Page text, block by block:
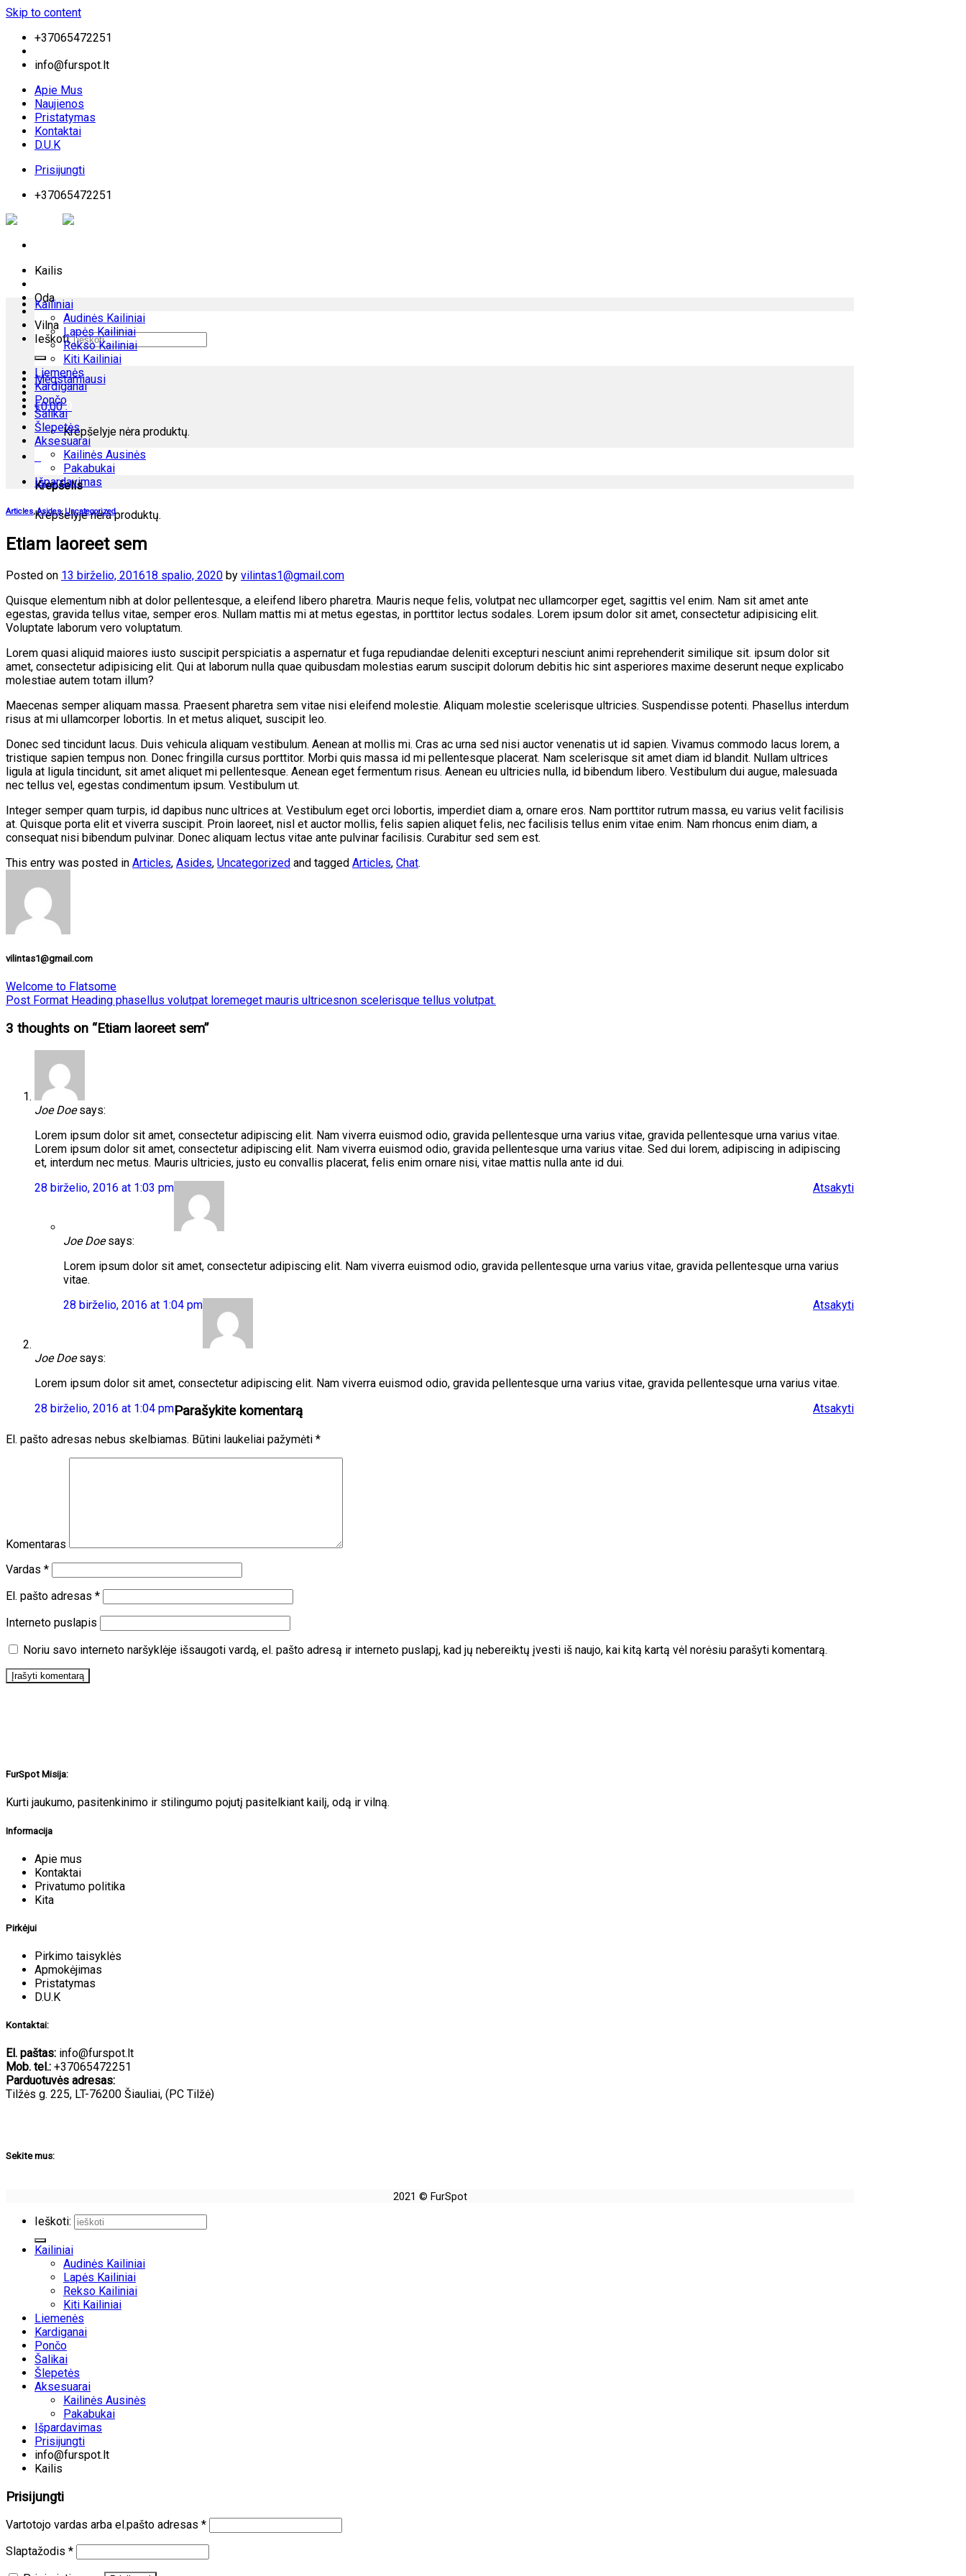
Skip to content
+37065472251
info@furspot.lt
Apie Mus
Naujienos
Pristatymas
Kontaktai
D.U.K
Prisijungti
+37065472251
Kailis
Oda
Vilna
Ieškoti:
Mėgstamiausi
€0.00 0
Krepšelyje nėra produktų.
Krepšelis
Krepšelyje nėra produktų.
Kailiniai
Audinės Kailiniai
Lapės Kailiniai
Rekso Kailiniai
Kiti Kailiniai
Liemenės
Kardiganai
Pončo
Šalikai
Šlepetės
Aksesuarai
Kailinės Ausinės
Pakabukai
Išpardavimas
Articles,Asides,Uncategorized
Etiam laoreet sem
Posted on 13 birželio, 201618 spalio, 2020 by vilintas1@gmail.com
Quisque elementum nibh at dolor pellentesque, a eleifend libero pharetra. Mauris neque felis, volutpat nec ullamcorper eget, sagittis vel enim. Nam sit amet ante
egestas, gravida tellus vitae, semper eros. Nullam mattis mi at metus egestas, in porttitor lectus sodales. Lorem ipsum dolor sit amet, consectetur adipisicing elit.
Voluptate laborum vero voluptatum.
Lorem quasi aliquid maiores iusto suscipit perspiciatis a aspernatur et fuga repudiandae deleniti excepturi nesciunt animi reprehenderit similique sit. ipsum dolor sit
amet, consectetur adipisicing elit. Qui at laborum nulla quae quibusdam molestias earum suscipit dolorum debitis hic sint asperiores maxime deserunt neque explicabo
molestiae autem totam illum?
Maecenas semper aliquam massa. Praesent pharetra sem vitae nisi eleifend molestie. Aliquam molestie scelerisque ultricies. Suspendisse potenti. Phasellus interdum
risus at mi ullamcorper lobortis. In et metus aliquet, suscipit leo.
Donec sed tincidunt lacus. Duis vehicula aliquam vestibulum. Aenean at mollis mi. Cras ac urna sed nisi auctor venenatis ut id sapien. Vivamus commodo lacus lorem, a
tristique sapien tempus non. Donec fringilla cursus porttitor. Morbi quis massa id mi pellentesque placerat. Nam scelerisque sit amet diam id blandit. Nullam ultrices
ligula at ligula tincidunt, sit amet aliquet mi pellentesque. Aenean eget fermentum risus. Aenean eu ultricies nulla, id bibendum libero. Vestibulum dui augue, malesuada
nec tellus vel, egestas condimentum ipsum. Vestibulum ut.
Integer semper quam turpis, id dapibus nunc ultrices at. Vestibulum eget orci lobortis, imperdiet diam a, ornare eros. Nam porttitor rutrum massa, eu varius velit facilisis
at. Quisque porta elit et viverra suscipit. Proin laoreet, nisl et auctor mollis, felis sapien aliquet felis, nec facilisis tellus enim vitae enim. Nam rhoncus enim diam, a
consequat nisi bibendum pulvinar. Donec aliquam lectus vitae ante pulvinar facilisis. Curabitur sed sem est.
This entry was posted in Articles, Asides, Uncategorized and tagged Articles, Chat.
vilintas1@gmail.com
Welcome to Flatsome
Post Format Heading phasellus volutpat loremeget mauris ultricesnon scelerisque tellus volutpat.
3 thoughts on “Etiam laoreet sem”
Joe Doe says:
Lorem ipsum dolor sit amet, consectetur adipiscing elit. Nam viverra euismod odio, gravida pellentesque urna varius vitae, gravida pellentesque urna varius vitae.
Lorem ipsum dolor sit amet, consectetur adipiscing elit. Nam viverra euismod odio, gravida pellentesque urna varius vitae. Sed dui lorem, adipiscing in adipiscing
et, interdum nec metus. Mauris ultricies, justo eu convallis placerat, felis enim ornare nisi, vitae mattis nulla ante id dui.
28 birželio, 2016 at 1:03 pm
Atsakyti
Joe Doe says:
Lorem ipsum dolor sit amet, consectetur adipiscing elit. Nam viverra euismod odio, gravida pellentesque urna varius vitae, gravida pellentesque urna varius
vitae.
28 birželio, 2016 at 1:04 pm
Atsakyti
Joe Doe says:
Lorem ipsum dolor sit amet, consectetur adipiscing elit. Nam viverra euismod odio, gravida pellentesque urna varius vitae, gravida pellentesque urna varius vitae.
28 birželio, 2016 at 1:04 pm
Atsakyti
Parašykite komentarą
El. pašto adresas nebus skelbiamas. Būtini laukeliai pažymėti *
Komentaras
Vardas *
El. pašto adresas *
Interneto puslapis
Noriu savo interneto naršyklėje išsaugoti vardą, el. pašto adresą ir interneto puslapį, kad jų nebereiktų įvesti iš naujo, kai kitą kartą vėl norėsiu parašyti komentarą.
FurSpot Misija:
Kurti jaukumo, pasitenkinimo ir stilingumo pojutį pasitelkiant kailį, odą ir vilną.
Informacija
Apie mus
Kontaktai
Privatumo politika
Kita
Pirkėjui
Pirkimo taisyklės
Apmokėjimas
Pristatymas
D.U.K
Kontaktai:
El. paštas: info@furspot.lt
Mob. tel.: +37065472251
Parduotuvės adresas:
Tilžės g. 225, LT-76200 Šiauliai, (PC Tilžė)
Sekite mus:
2021 © FurSpot
Ieškoti:
Kailiniai
Audinės Kailiniai
Lapės Kailiniai
Rekso Kailiniai
Kiti Kailiniai
Liemenės
Kardiganai
Pončo
Šalikai
Šlepetės
Aksesuarai
Kailinės Ausinės
Pakabukai
Išpardavimas
Prisijungti
info@furspot.lt
Kailis
Prisijungti
Vartotojo vardas arba el.pašto adresas *
Slaptažodis *